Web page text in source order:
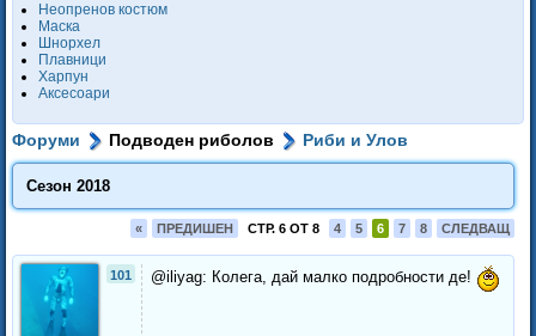
Неопренов костюм
Маска
Шнорхел
Плавници
Харпун
Аксесоари
Форуми Подводен риболов Риби и Улов
Сезон 2018
« ПРЕДИШЕН СТР. 6 ОТ 8 4 5 6 7 8 СЛЕДВАЩ
101 @iliyag: Колега, дай малко подробности де!